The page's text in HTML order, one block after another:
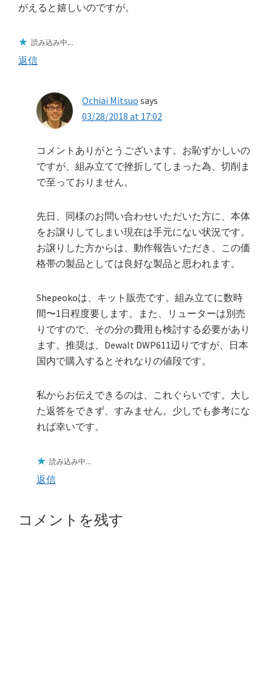
がえると嬉しいのですが。
読み込み中…
返信
Ochiai Mitsuo says
03/28/2018 at 17:02
コメントありがとうございます。お恥ずかしいの
ですが、組み立てで挫折してしまった為、切削ま
で至っておりません。
先日、同様のお問い合わせいただいた方に、本体
をお譲りしてしまい現在は手元にない状況です。
お譲りした方からは、動作報告いただき、この価
格帯の製品としては良好な製品と思われます。
Shepeokoは、キット販売です。組み立てに数時
間〜1日程度要します。また、リューターは別売
りですので、その分の費用も検討する必要があり
ます。推奨は、Dewalt DWP611辺りですが、日本
国内で購入するとそれなりの値段です。
私からお伝えできるのは、これぐらいです。大し
た返答をできず、すみません。少しでも参考にな
れば幸いです。
読み込み中…
返信
コメントを残す